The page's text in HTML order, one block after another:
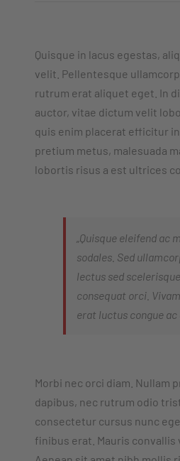
Quisque in lacus egestas,
velit. Pellentesque
rutrum erat aliquet eget. In
auctor, vitae dictum velit
quis enim placerat efficitur in
pretium metus, malesuada
lobortis risus a est ultrices
„Quisque eleifend ac
sodales. Sed
lectus sed
consequat orci.
erat luctus congue ac
Morbi nec orci diam. Nullam
dapibus, nec rutrum odio
consectetur cursus nunc
finibus erat. Mauris